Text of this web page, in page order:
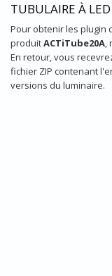
TUBULAIRE À
Pour obtenir les plugin
produitACTiTube20A,
En retour, vous
fichier ZIP contenant
versions du luminaire.